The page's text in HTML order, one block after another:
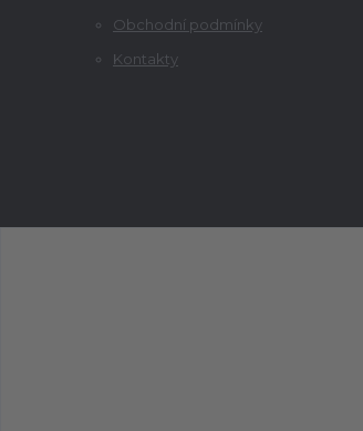
Obchodní podmínky
Kontakty